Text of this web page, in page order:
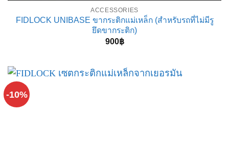
ACCESSORIES
FIDLOCK UNIBASE ขากระติกแม่เหล็ก (สำหรับรถที่ไม่มีรู
ยึดขากระติก)
900฿
-10%